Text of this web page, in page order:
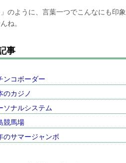
」のように、言葉一つでこんなにも印
ね。
事
ンコボーダー
のカジノ
ソナルシステム
競馬場
のサマージャンボ